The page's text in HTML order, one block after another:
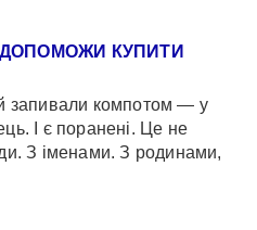
ДОПОМОЖИ КУПИТИ
запивали компотом — у
І є поранені. Це не
З іменами. З родинами,